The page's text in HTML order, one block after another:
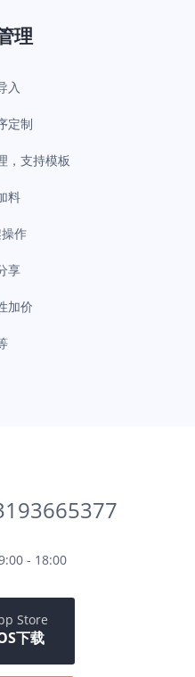
理
入
定制
，支持模板
料
作
享
加价
- 18:00
Store
下载